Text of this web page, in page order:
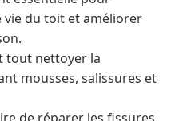
du toit et améliorer
tout nettoyer la
mousses, salissures et